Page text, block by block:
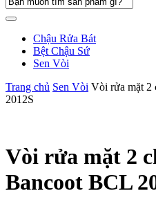
Chậu Rửa Bát
Bệt Chậu Sứ
Sen Vòi
Trang chủ Sen Vòi Vòi rửa mặt 2
2012S
Vòi rửa mặt 2
Bancoot BCL